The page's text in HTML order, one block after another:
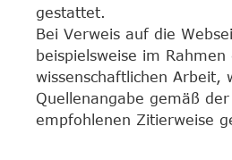
gestattet.
Bei Verweis auf die
beispielsweise im Rahmen
wissenschaftlichen Arbeit,
Quellenangabe gemäß
empfohlenen Zitierweise